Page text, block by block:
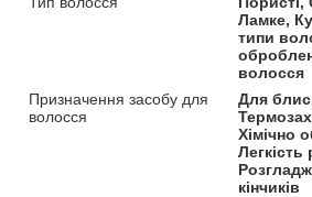
Ламке,
типи
волосся
Призначення засобу для
волосся
Для
Хімічно
Легкість
кінчиків